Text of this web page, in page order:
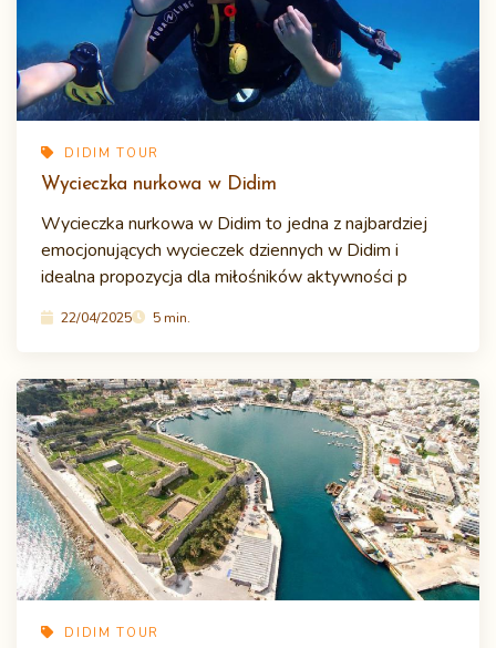
DIDIM TOUR
Wycieczka nurkowa w Didim
Wycieczka nurkowa w Didim to jedna z najbardziej
emocjonujących wycieczek dziennych w Didim i
idealna propozycja dla miłośników aktywności p
22/04/2025 5 min.
DIDIM TOUR